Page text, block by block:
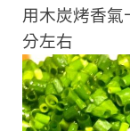
用木炭烤香
分左右